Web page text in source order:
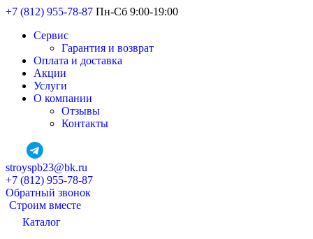
+7 (812) 955-78-87 Пн-Сб 9:00-19:00
Сервис
Гарантия и возврат
Оплата и доставка
Акции
Услуги
О компании
Отзывы
Контакты
stroyspb23@bk.ru
+7 (812) 955-78-87
Обратный звонок
Строим вместе
Каталог